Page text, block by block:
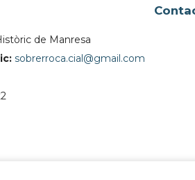
de Manresa
sobrerroca.cial@gmail.com